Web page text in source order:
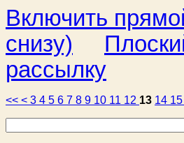
Включить
снизу)
рассылку
<< < 3 4 5 6 7 8 9 10 11 12 13 14 15